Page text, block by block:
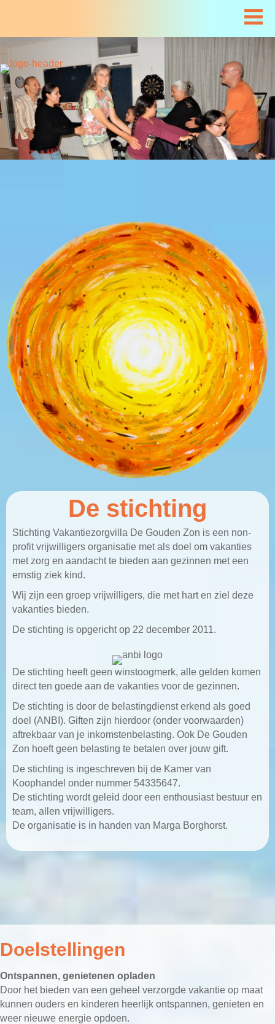
De stichting
Stichting Vakantiezorgvilla De Gouden Zon is een non-
profit vrijwilligers organisatie met als doel om vakanties
met zorg en aandacht te bieden aan gezinnen met een
ernstig ziek kind.
Wij zijn een groep vrijwilligers, die met hart en ziel deze
vakanties bieden.
De stichting is opgericht op 22 december 2011.
De stichting heeft geen winstoogmerk, alle gelden komen
direct ten goede aan de vakanties voor de gezinnen.
De stichting is door de belastingdienst erkend als goed
doel (ANBI). Giften zijn hierdoor (onder voorwaarden)
aftrekbaar van je inkomstenbelasting. Ook De Gouden
Zon hoeft geen belasting te betalen over jouw gift.
De stichting is ingeschreven bij de Kamer van
Koophandel onder nummer 54335647.
De stichting wordt geleid door een enthousiast bestuur en
team, allen vrijwilligers.
De organisatie is in handen van Marga Borghorst.
Doelstellingen
Ontspannen, genietenen opladen
Door het bieden van een geheel verzorgde vakantie op maat
kunnen ouders en kinderen heerlijk ontspannen, genieten en
weer nieuwe energie opdoen.